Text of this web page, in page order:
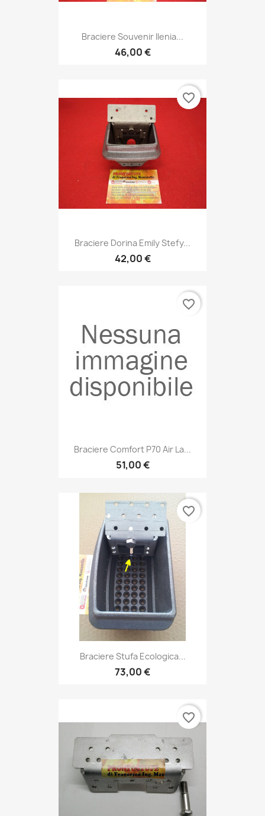
Braciere Souvenir Ilenia...
46,00 €
Braciere Dorina Emily Stefy...
42,00 €
favorite_border
Braciere Comfort P70 Air La...
51,00 €
favorite_border
Braciere Stufa Ecologica...
73,00 €
favorite_border
favorite_border